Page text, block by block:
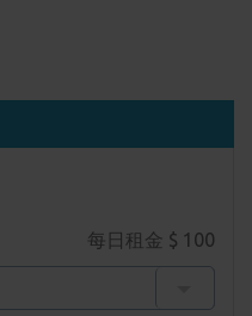
每日租金 $ 100